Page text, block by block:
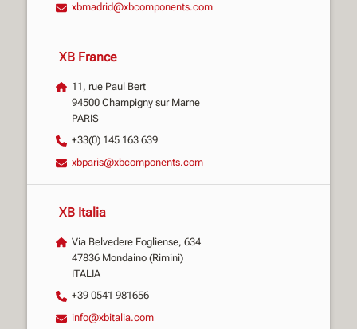
xbmadrid@xbcomponents.com
XB France
11, rue Paul Bert
94500 Champigny sur Marne
PARIS
+33(0) 145 163 639
xbparis@xbcomponents.com
XB Italia
Via Belvedere Fogliense, 634
47836 Mondaino (Rimini)
ITALIA
+39 0541 981656
info@xbitalia.com